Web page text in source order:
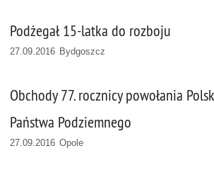
Podżegał 15-latka do rozboju
27.09.2016 Bydgoszcz
Obchody 77. rocznicy powołania
Państwa Podziemnego
27.09.2016 Opole